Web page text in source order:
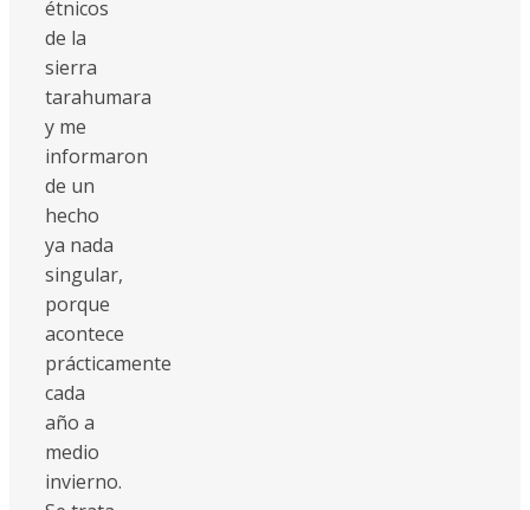
étnicos
de la
sierra
tarahumara
y me
informaron
de un
hecho
ya nada
singular,
porque
acontece
prácticamente
cada
año a
medio
invierno.